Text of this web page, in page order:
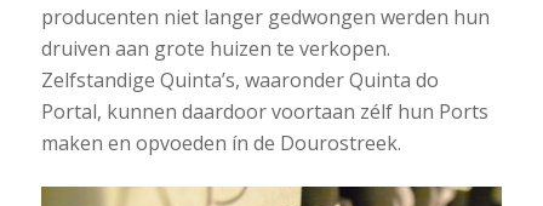
producenten niet langer gedwongen werden hun
druiven aan grote huizen te verkopen.
Zelfstandige Quinta’s, waaronder Quinta do
Portal, kunnen daardoor voortaan zélf hun Ports
maken en opvoeden ín de Dourostreek.